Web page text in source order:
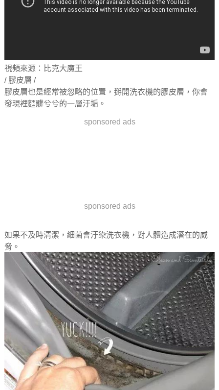
視頻來源：比克大魔王
/ 膠皮層 /
膠皮層也是經常被忽略的位置，掰開洗衣機的膠皮層，你會
發現裡麵髒兮兮的一層汙垢。
sponsored ads
sponsored ads
如果不及時清潔，細菌會汙染洗衣機，對人體造成潛在的威
脅。